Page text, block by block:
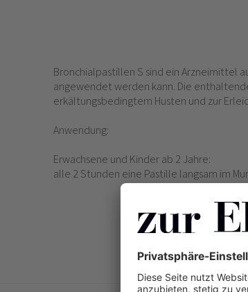
Bronchialpastillen S sind ein Arzneimittel
angewendet werden kann. Die
erkältungsbedingtem Husten und zur
Anwendung:
Erwachsene und Kinder ab 2 Jahre:
alle 2 Stunden eine Pastille langsam im